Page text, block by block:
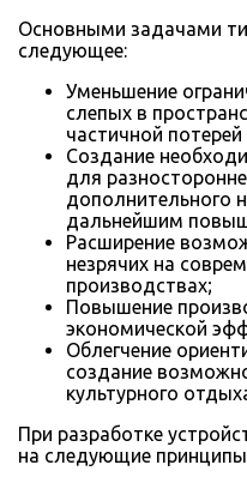
Основными задачами
следующее:
Уменьшение
слепых в
частичной потерей
Создание
для
дополнительного
дальнейшим
Расширение
незрячих на
производствах;
Повышение
экономической
Облегчение
создание
культурного
При разработке
на следующие